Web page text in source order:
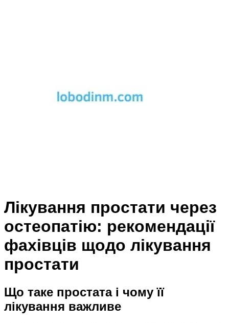
Лікування простати через
остеопатію: рекомендації
фахівців щодо лікування
простати
Що таке простата і чому її
лікування важливе